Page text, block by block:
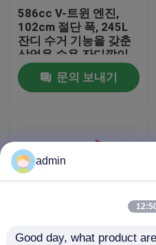
공장 표시
저희와 연락
휘발유 동력톱
전기 동력톱
586cc V-트윈 엔진,
102cm 절단 폭, 245L
잔디 수거 기능을 갖춘
상업용 승용 잔디깎이
문의 보내기
admin
Good day, what product